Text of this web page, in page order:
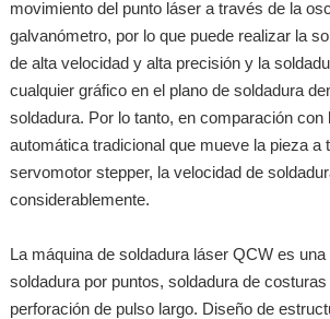
movimiento del punto láser a través de la
galvanómetro, por lo que puede realizar la
de alta velocidad y alta precisión y la
cualquier gráfico en el plano de soldadura
soldadura. Por lo tanto, en comparación con
automática tradicional que mueve la pieza a
servomotor stepper, la velocidad de
considerablemente.
La máquina de soldadura láser QCW es
soldadura por puntos, soldadura de
perforación de pulso largo. Diseño de